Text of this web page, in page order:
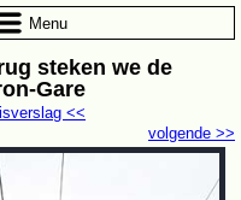
steken we de
Gare
volgende >>
<<
Menu